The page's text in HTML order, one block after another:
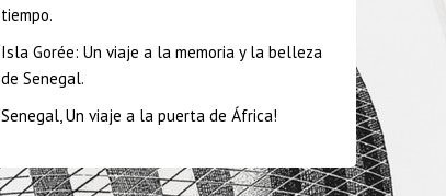
tiempo.
Isla Gorée: Un viaje a la memoria y la belleza
de Senegal.
Senegal, Un viaje a la puerta de África!